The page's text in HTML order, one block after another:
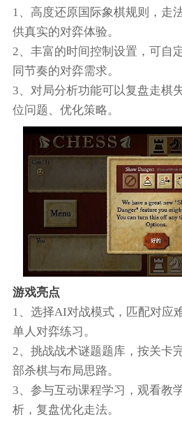
1、高度还原国际象棋规则，走
供真实的对弈体验。
2、丰富的时间控制设置，可自
同节奏的对弈需求。
3、对局分析功能可以复盘走棋
位问题、优化策略。
游戏亮点
1、选择AI对战模式，匹配对应
单人对弈练习。
2、挑战战术谜题题库，按关卡
部杀棋与布局思路。
3、参与互动课程学习，观看教
析，复盘优化走法。